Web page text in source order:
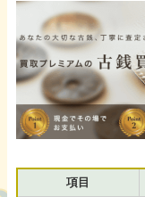
項目